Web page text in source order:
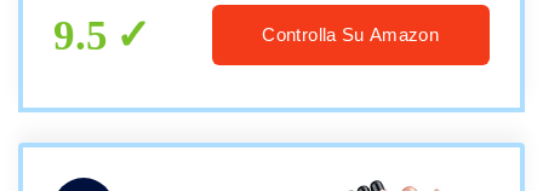
9.5 Controlla Su Amazon